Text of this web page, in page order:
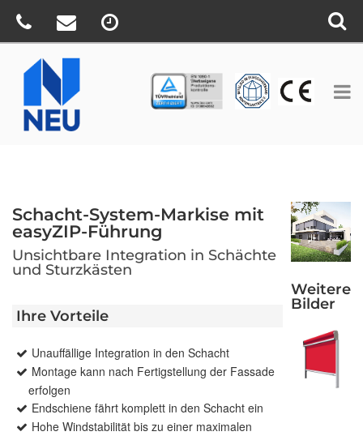
Schacht-System-Markise mit
easyZIP-Führung
Unsichtbare Integration in Schächte
und Sturzkästen
Ihre Vorteile
Unauffällige Integration in den Schacht
Montage kann nach Fertigstellung der Fassade
erfolgen
Endschiene fährt komplett in den Schacht ein
Hohe Windstabilität bis zu einer maximalen
Weitere
Bilder
TÜV CE BV